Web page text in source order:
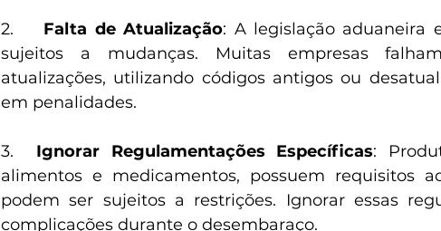
2. Falta de Atualização: A legislação aduaneira
sujeitos a mudanças. Muitas empresas
atualizações, utilizando códigos antigos ou
em penalidades.
3. Ignorar Regulamentações Específicas:
alimentos e medicamentos, possuem requisitos
podem ser sujeitos a restrições. Ignorar essas
complicações durante o desembaraço.